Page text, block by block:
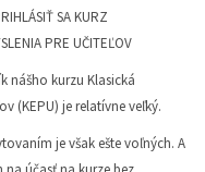
SA KURZ
PRE UČITEĽOV
nášho kurzu Klasická
(KEPU) je relatívne veľký.
je však ešte voľných. A